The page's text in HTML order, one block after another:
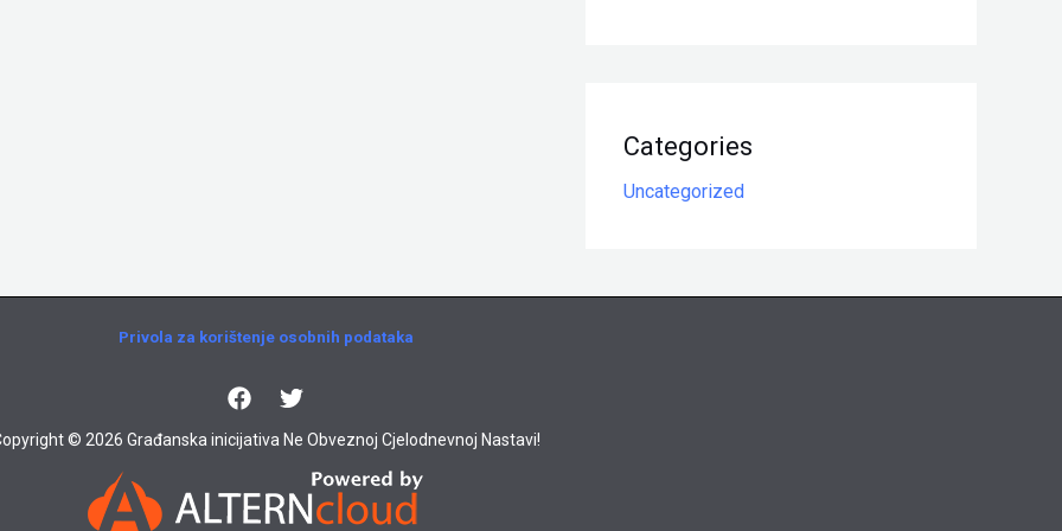
Categories
Uncategorized
Privola za korištenje osobnih podataka
© 2026 Građanska inicijativa Ne Obveznoj Cjelodnevnoj Nastavi!